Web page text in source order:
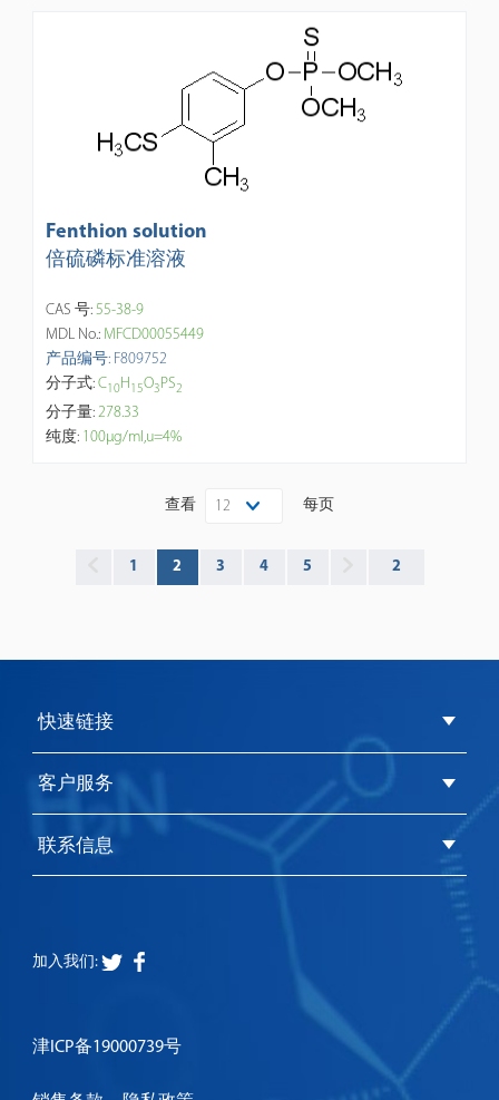
Fenthion solution
倍硫磷标准溶液
CAS 号:55-38-9
MDL No.: MFCD00055449
产品编号: F809752
分子式:C10H 15O3PS2
分子量:278.33
纯度: 100μg/ml,u=4%
查看 12 每页
1 2 3 4 5
快速链接
客户服务
联系信息
加入我们:
津ICP备19000739号